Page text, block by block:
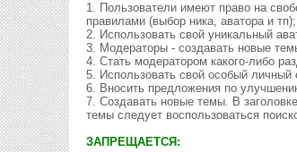
1. Пользователи имеют право на
правилами (выбор ника, аватора и тп);
2. Использовать свой уникальный
3. Модераторы - создавать новые
4. Стать модератором какого-либо
5. Использовать свой особый личный
6. Вносить предложения по
7. Создавать новые темы. В
темы следует воспользоваться
ЗАПРЕЩАЕТСЯ: